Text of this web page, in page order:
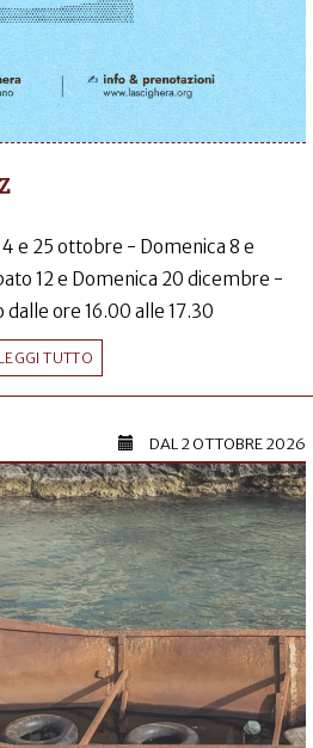
e 25 ottobre - Domenica 8 e
12 e Domenica 20 dicembre -
dalle ore 16.00 alle 17.30
LEGGI TUTTO
DAL2 OTTOBRE 2026